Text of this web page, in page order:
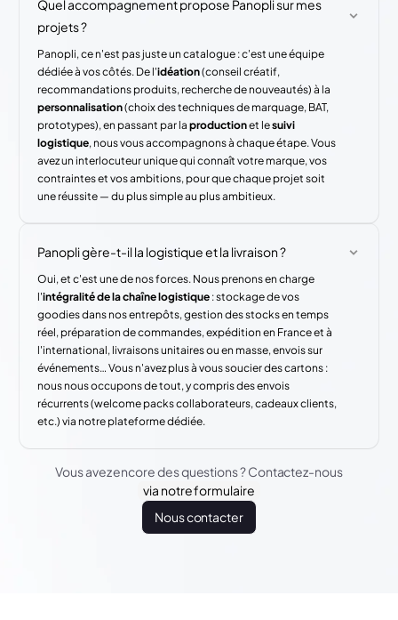
Quel accompagnement propose Panopli sur mes
projets ?
Panopli, ce n'est pas juste un catalogue : c'est une équipe
dédiée à vos côtés. De l'idéation(conseil créatif,
recommandations produits, recherche de nouveautés) à la
personnalisation(choix des techniques de marquage, BAT,
prototypes), en passant par laproductionet lesuivi
logistique, nous vous accompagnons à chaque étape. Vous
avez un interlocuteur unique qui connaît votre marque, vos
contraintes et vos ambitions, pour que chaque projet soit
une réussite — du plus simple au plus ambitieux.
Panopli gère-t-il la logistique et la livraison ?
Oui, et c'est une de nos forces. Nous prenons en charge
l'intégralité de la chaîne logistique : stockage de vos
goodies dans nos entrepôts, gestion des stocks en temps
réel, préparation de commandes, expédition en France et à
l'international, livraisons unitaires ou en masse, envois sur
événements… Vous n'avez plus à vous soucier des cartons :
nous nous occupons de tout, y compris des envois
récurrents (welcome packs collaborateurs, cadeaux clients,
etc.) via notre plateforme dédiée.
Vous avez encore des questions ? Contactez-nous
via notre formulaire
Nous contacter